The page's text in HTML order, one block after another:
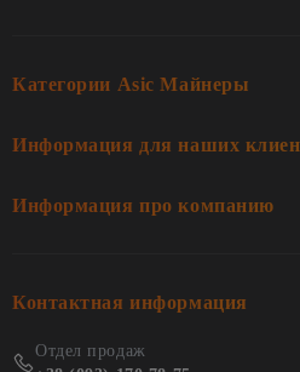
Категории Asic Майнеры
Информация для наших
Информация про компанию
Контактная информация
Отдел продаж